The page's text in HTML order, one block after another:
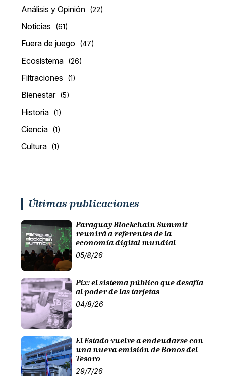
Análisis y Opinión (22)
Noticias (61)
Fuera de juego (47)
Ecosistema (26)
Filtraciones (1)
Bienestar (5)
Historia (1)
Ciencia (1)
Cultura (1)
Últimas publicaciones
Paraguay Blockchain Summit
reunirá a referentes de la
economía digital mundial
05/8/26
Pix: el sistema público que desafía
al poder de las tarjetas
04/8/26
El Estado vuelve a endeudarse con
una nueva emisión de Bonos del
Tesoro
29/7/26